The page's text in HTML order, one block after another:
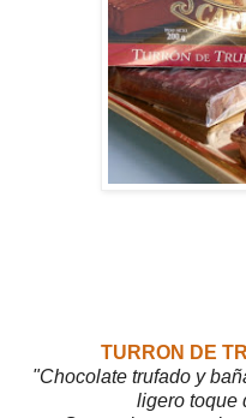
TURRON DE
"Chocolate trufado y
ligero toque